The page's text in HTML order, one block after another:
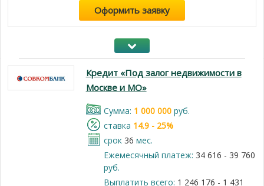
Оформить заявку
Кредит «Под залог недвижимости в
Москве и МО»
Cумма: 1 000 000руб.
cтавка 14.9 - 25%
срок 36 мес.
Ежемесячный платеж: 34 616 - 39 760
руб.
Выплатить всего: 1 246 176 - 1 431